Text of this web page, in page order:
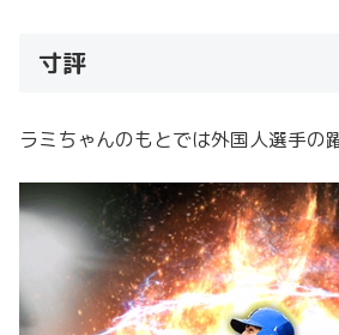
寸評
ラミちゃんのもとでは外国人選手の